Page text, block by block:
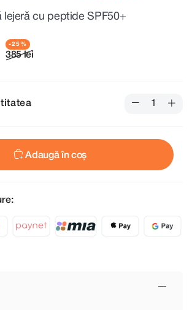
lejeră cu peptide SPF50+
385 lei
Adaugă în coș